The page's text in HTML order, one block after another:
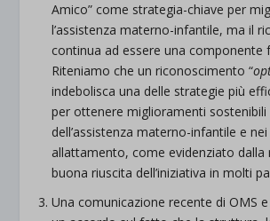
Amico” come strategia-chiave per
l’assistenza materno-infantile, ma il
continua ad essere una componente
Riteniamo che un riconoscimento “
indebolisca una delle strategie più
per ottenere miglioramenti sostenibili
dell’assistenza materno-infantile e
allattamento, come evidenziato dalla
buona riuscita dell’iniziativa in molti
Una comunicazione recente di OMS e